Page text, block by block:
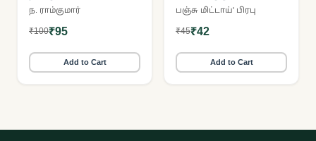
மெய்யா? புனைவா?
ந. ராம்குமார்
₹100₹95
Add to Cart
பஞ்சு மிட்டாய்' பிரபு
₹45₹42
Add to Cart